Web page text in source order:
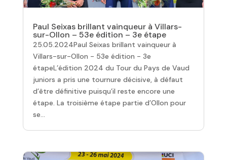
Paul Seixas brillant vainqueur à Villars-
sur-Ollon – 53e édition – 3e étape
25.05.2024Paul Seixas brillant vainqueur à
Villars-sur-Ollon - 53e édition - 3e
étapeL’édition 2024 du Tour du Pays de Vaud
juniors a pris une tournure décisive, à défaut
d’être définitive puisqu’il reste encore une
étape. La troisième étape partie d’Ollon pour
se...